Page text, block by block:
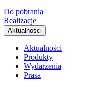
Do pobrania
Realizacje
Aktualności
Aktualności
Produkty
Wydarzenia
Prasa